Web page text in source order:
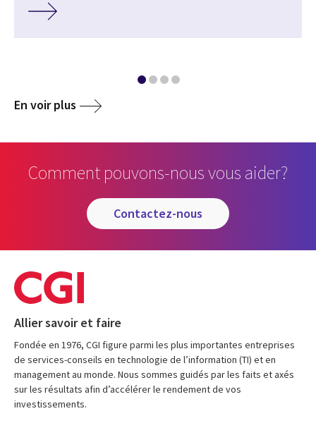
En voir plus
Comment pouvons-nous vous aider?
contactez-nous
Allier savoir et faire
Fondée en 1976, CGI figure parmi les plus importantes entreprises
de services-conseils en technologie de l’information (TI) et en
management au monde. Nous sommes guidés par les faits et axés
sur les résultats afin d’accélérer le rendement de vos
investissements.